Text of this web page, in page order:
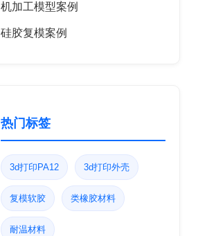
机加工模型案例
硅胶复模案例
热门标签
3d打印PA12 3d打印外壳
复模软胶 类橡胶材料
耐温材料